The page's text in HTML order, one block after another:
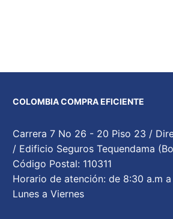
COLOMBIA COMPRA EFICIENTE
Carrera 7 No 26 - 20 Piso 23 /
/ Edificio Seguros Tequendama
Código Postal: 110311
Horario de atención: de 8:30 a.m
Lunes a Viernes